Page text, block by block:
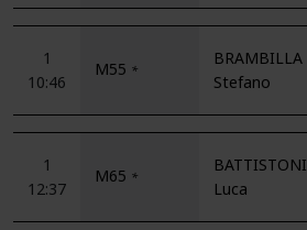
1
10:46
M55 *
BRAMBILLA
Stefano
1
12:37
M65 *
BATTISTONI
Luca